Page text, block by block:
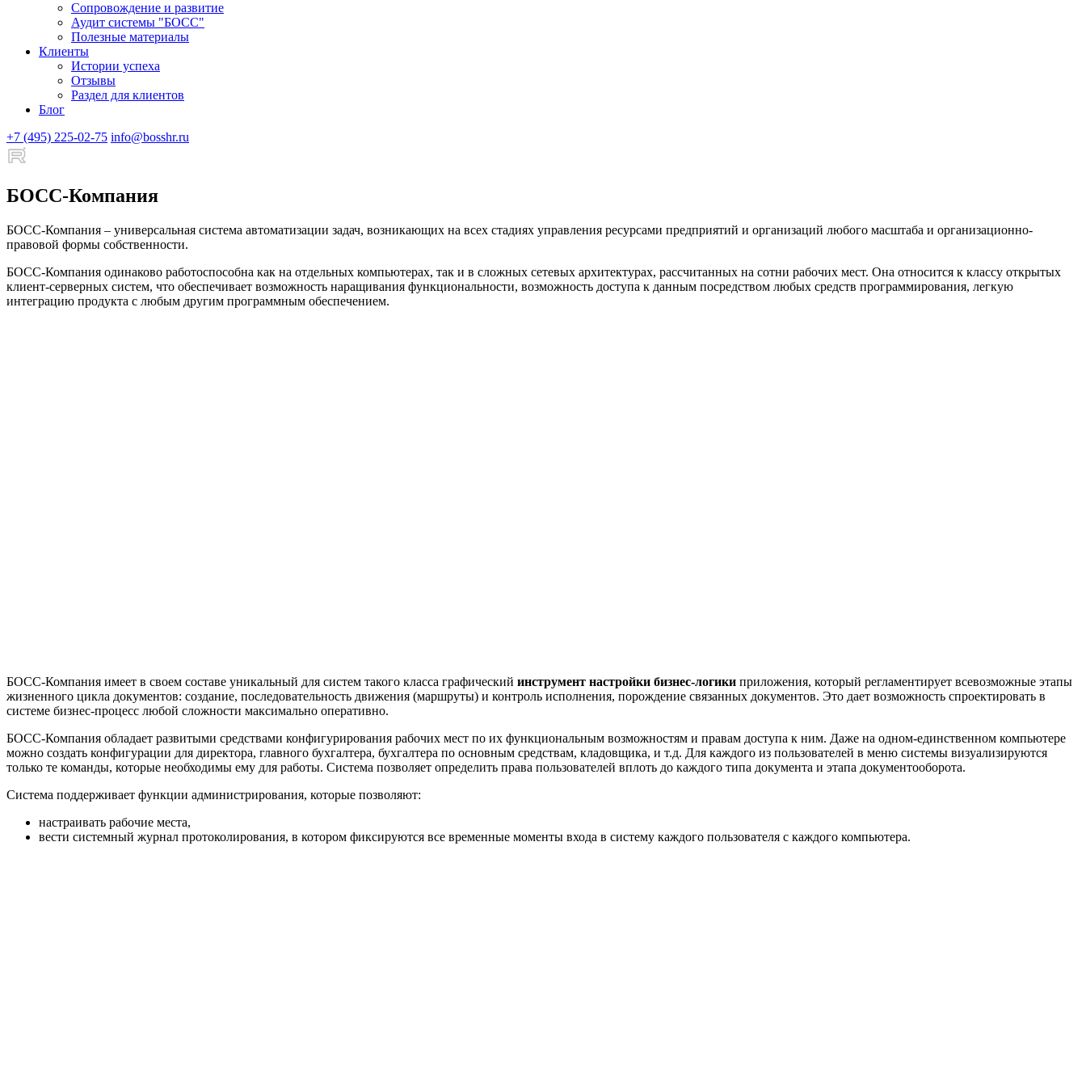
Сопровождение и развитие
Аудит системы "БОСС"
Полезные материалы
Клиенты
Истории успеха
Отзывы
Раздел для клиентов
Блог
+7 (495) 225-02-75 info@bosshr.ru
БОСС-Компания
БОСС-Компания – универсальная система автоматизации задач, возникающих на всех стадиях управления ресурсами предприятий и организаций любого масштаба и организационно-
правовой формы собственности.
БОСС-Компания одинаково работоспособна как на отдельных компьютерах, так и в сложных сетевых архитектурах, рассчитанных на сотни рабочих мест. Она относится к классу открытых
клиент-серверных систем, что обеспечивает возможность наращивания функциональности, возможность доступа к данным посредством любых средств программирования, легкую
интеграцию продукта с любым другим программным обеспечением.
БОСС-Компания имеет в своем составе уникальный для систем такого класса графический инструмент настройки бизнес-логики приложения, который регламентирует всевозможные этапы
жизненного цикла документов: создание, последовательность движения (маршруты) и контроль исполнения, порождение связанных документов. Это дает возможность спроектировать в
системе бизнес-процесс любой сложности максимально оперативно.
БОСС-Компания обладает развитыми средствами конфигурирования рабочих мест по их функциональным возможностям и правам доступа к ним. Даже на одном-единственном компьютере
можно создать конфигурации для директора, главного бухгалтера, бухгалтера по основным средствам, кладовщика, и т.д. Для каждого из пользователей в меню системы визуализируются
только те команды, которые необходимы ему для работы. Система позволяет определить права пользователей вплоть до каждого типа документа и этапа документооборота.
Система поддерживает функции администрирования, которые позволяют:
настраивать рабочие места,
вести системный журнал протоколирования, в котором фиксируются все временные моменты входа в систему каждого пользователя с каждого компьютера.